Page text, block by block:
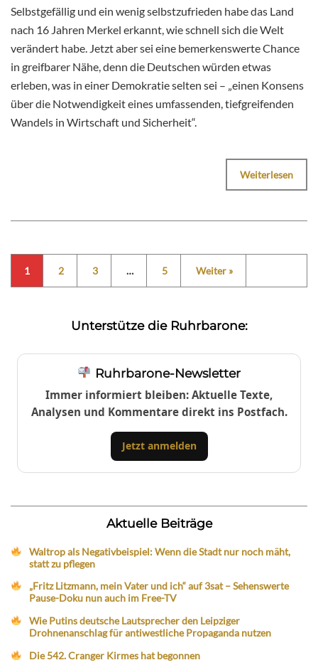
Selbstgefällig und ein wenig selbstzufrieden habe das Land
nach 16 Jahren Merkel erkannt, wie schnell sich die Welt
verändert habe. Jetzt aber sei eine bemerkenswerte Chance
in greifbarer Nähe, denn die Deutschen würden etwas
erleben, was in einer Demokratie selten sei – „einen Konsens
über die Notwendigkeit eines umfassenden, tiefgreifenden
Wandels in Wirtschaft und Sicherheit“.
Weiterlesen
1 2 3 … 5 Weiter »
Unterstütze die Ruhrbarone:
Ruhrbarone-Newsletter
Immer informiert bleiben: Aktuelle Texte,
Analysen und Kommentare direkt ins Postfach.
Jetzt anmelden
Aktuelle Beiträge
Waltrop als Negativbeispiel: Wenn die Stadt nur noch mäht,
statt zu pflegen
„Fritz Litzmann, mein Vater und ich“ auf 3sat – Sehenswerte
Pause-Doku nun auch im Free-TV
Wie Putins deutsche Lautsprecher den Leipziger
Drohnenanschlag für antiwestliche Propaganda nutzen
Die 542. Cranger Kirmes hat begonnen